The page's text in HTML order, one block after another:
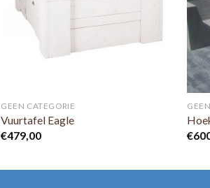
GEEN CATEGORIE
Vuurtafel Eagle
€479,00
€